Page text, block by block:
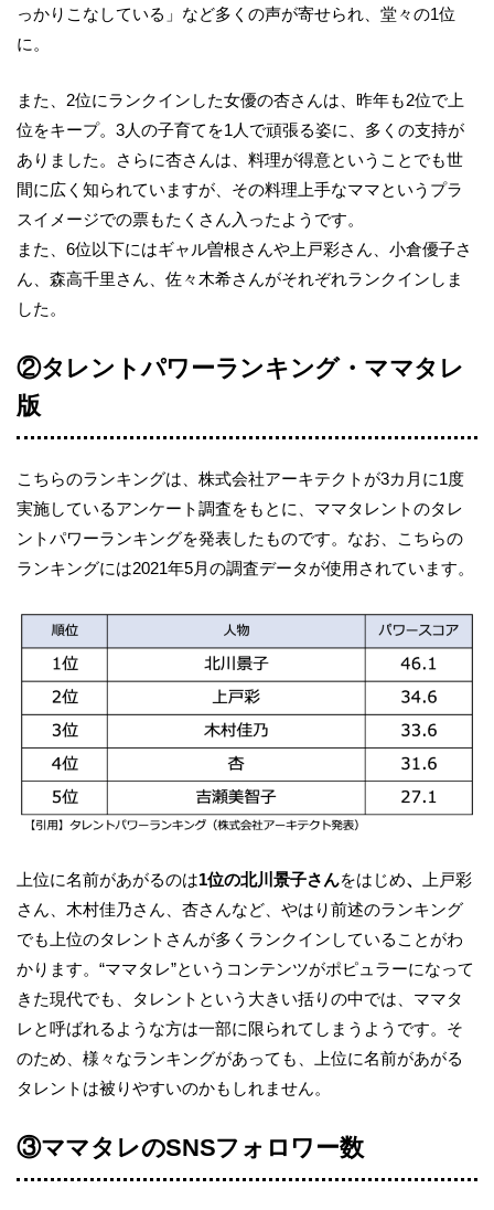
っかりこなしている」など多くの声が寄せられ、堂々の1位
に。
また、2位にランクインした女優の杏さんは、昨年も2位で上
位をキープ。3人の子育てを1人で頑張る姿に、多くの支持が
ありました。さらに杏さんは、料理が得意ということでも世
間に広く知られていますが、その料理上手なママというプラ
スイメージでの票もたくさん入ったようです。
また、6位以下にはギャル曽根さんや上戸彩さん、小倉優子さ
ん、森高千里さん、佐々木希さんがそれぞれランクインしま
した。
②タレントパワーランキング・ママタレ
版
こちらのランキングは、株式会社アーキテクトが3カ月に1度
実施しているアンケート調査をもとに、ママタレントのタレ
ントパワーランキングを発表したものです。なお、こちらの
ランキングには2021年5月の調査データが使用されています。
上位に名前があがるのは1位の北川景子さんをはじめ、
上戸彩
さん、木村佳乃さん、杏さんなど、やはり前述のランキング
でも上位のタレントさんが多くランクインしていることがわ
かります。“ママタレ”というコンテンツがポピュラーになって
きた現代でも、タレントという大きい括りの中では、ママタ
レと呼ばれるような方は一部に限られてしまうようです。そ
のため、様々なランキングがあっても、上位に名前があがる
タレントは被りやすいのかもしれません。
③ママタレのSNSフォロワー数